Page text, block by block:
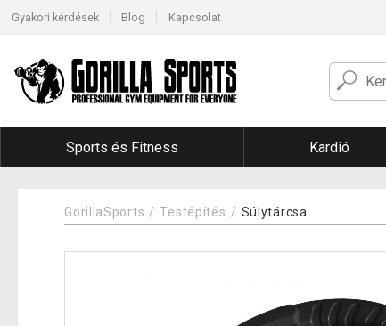
Gyakori kérdések Blog Kapcsolat
Sports és Fitness Kardió
GorillaSports Testépítés Súlytárcsa